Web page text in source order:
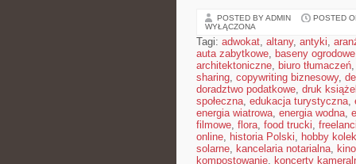
POSTED BY ADMIN POSTED
WYŁĄCZONA
Tagi: adwokat, altany, antyki,
auta zabytkowe, baseny ogrodowe
architektoniczne, biuro tłumaczeń,
sharing, copywriting biznesowy,
doradztwo podatkowe, druk
społeczna, edukacja turystyczna,
energia wiatrowa, energia wodna,
filmowe, flora, food trucki,
online, historia Polski, hobby
solarne, kancelaria notarialna,
kompostowanie, koncerty